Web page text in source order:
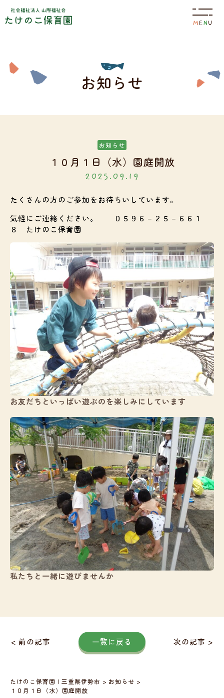
M EN U
園の生活
入園案内
ブログ
給食
お知らせ
お問い合わせ
お知らせ
お知らせ
１０月１日（水）園庭開放
2025.09.19
たくさんの方のご参加をお待ちいしています。
気軽にご連絡ください。 ０５９６－２５－６６１
８ たけのこ保育園
お友だちといっぱい遊ぶのを楽しみにしています
私たちと一緒に遊びませんか
< 前の記事 一覧に戻る 次の記事 >
たけのこ保育園 | 三重県伊勢市 > お知らせ >
１０月１日（水）園庭開放